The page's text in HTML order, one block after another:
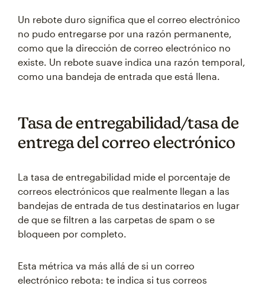
Un rebote duro significa que el correo electrónico
no pudo entregarse por una razón permanente,
como que la dirección de correo electrónico no
existe. Un rebote suave indica una razón temporal,
como una bandeja de entrada que está llena.
Tasa de entregabilidad/tasa de
entrega del correo electrónico
La tasa de entregabilidad mide el porcentaje de
correos electrónicos que realmente llegan a las
bandejas de entrada de tus destinatarios en lugar
de que se filtren a las carpetas de spam o se
bloqueen por completo.
Esta métrica va más allá de si un correo
electrónico rebota: te indica si tus correos